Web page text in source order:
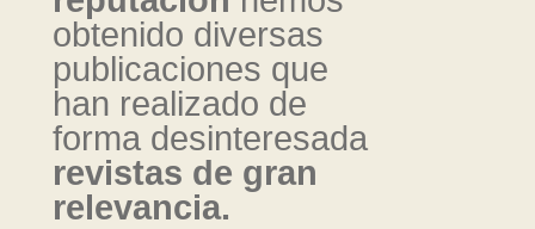
obtenido diversas
publicaciones que
han realizado de
forma desinteresada
revistas de gran
relevancia.